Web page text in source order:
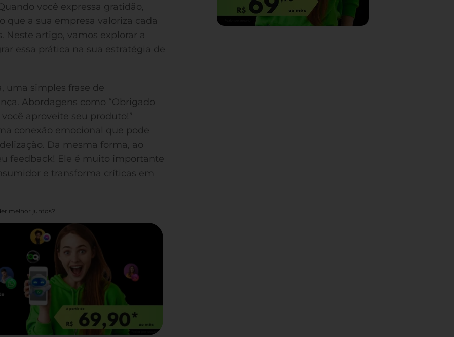
você expressa gratidão,
a sua empresa valoriza cada
Neste artigo, vamos explorar a
essa prática na sua estratégia de
uma simples frase de
Abordagens como “Obrigado
aproveite seu produto!”
conexão emocional que pode
Da mesma forma, ao
feedback! Ele é muito importante
e transforma críticas em
melhor juntos?